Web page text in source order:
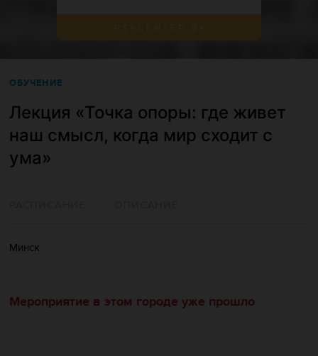
ОБУЧЕНИЕ
Лекция «Точка опоры: где живет
наш смысл, когда мир сходит с
ума»
Минск
Мероприятие в этом городе уже прошло